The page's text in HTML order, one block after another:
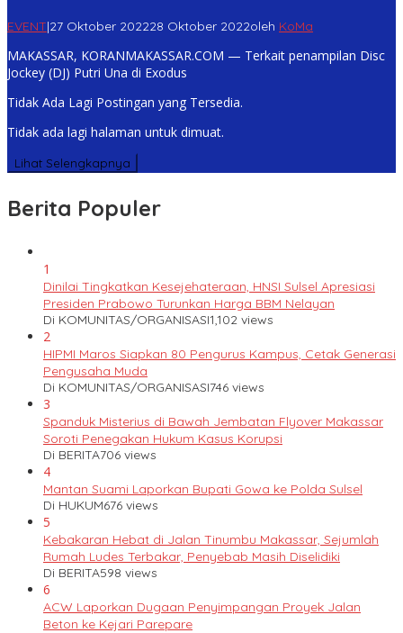
EVENT|27 Oktober 202228 Oktober 2022oleh KoMa
MAKASSAR, KORANMAKASSAR.COM — Terkait penampilan Disc
Jockey (DJ) Putri Una di Exodus
Tidak Ada Lagi Postingan yang Tersedia.
Tidak ada lagi halaman untuk dimuat.
Lihat Selengkapnya
Berita Populer
1
Dinilai Tingkatkan Kesejehateraan, HNSI Sulsel Apresiasi
Presiden Prabowo Turunkan Harga BBM Nelayan
Di KOMUNITAS/ORGANISASI1,102 views
2
HIPMI Maros Siapkan 80 Pengurus Kampus, Cetak Generasi
Pengusaha Muda
Di KOMUNITAS/ORGANISASI746 views
3
Spanduk Misterius di Bawah Jembatan Flyover Makassar
Soroti Penegakan Hukum Kasus Korupsi
Di BERITA706 views
4
Mantan Suami Laporkan Bupati Gowa ke Polda Sulsel
Di HUKUM676 views
5
Kebakaran Hebat di Jalan Tinumbu Makassar, Sejumlah
Rumah Ludes Terbakar, Penyebab Masih Diselidiki
Di BERITA598 views
6
ACW Laporkan Dugaan Penyimpangan Proyek Jalan
Beton ke Kejari Parepare